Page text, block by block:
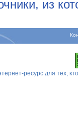
из
ресурс для тех,